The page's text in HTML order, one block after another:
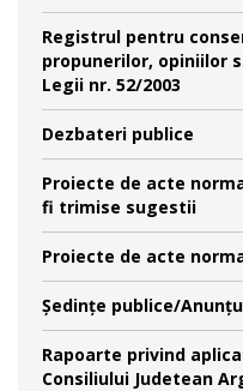
Registrul pentru
propunerilor, opiniilor
Legii nr. 52/2003
Dezbateri publice
Proiecte de acte
fi trimise sugestii
Proiecte de acte
Şedinţe publice/
Rapoarte privind
Consiliului Judetean